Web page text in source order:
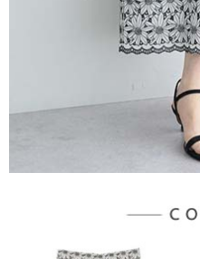
３．未成年的使用者請事先徵得法
「AFTEE先享後付」，若未經同意
４．使用「AFTEE先享後付」時，
時審查核予不同之上限額度；若仍
５．嚴禁一人註冊多個帳號或使用
恩沛科技股份有限公司將有權停止
每筆NT$90，滿NT$888(含以上